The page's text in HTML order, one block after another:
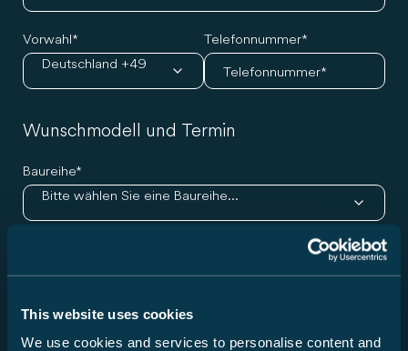
This website uses cookies
We use cookies and services to personalise content and
Vorwahl
Deutschland +49
Telefonnummer
Wunschmodell und Termin
Baureihe
Bitte wählen Sie eine Baureihe...
Ausgewählter Händler